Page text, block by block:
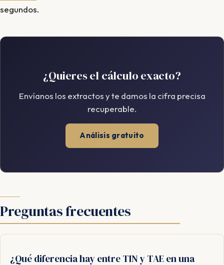
segundos.
¿Quieres el cálculo exacto?
Envíanos los extractos y te damos la cifra precisa
recuperable.
Análisis gratuito
Preguntas frecuentes
¿Qué diferencia hay entre TIN y TAE en una